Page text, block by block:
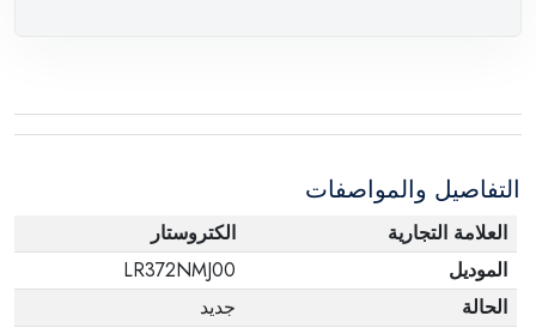
عبوته الأصلية. لاحظ أنه لا يمكن إرجاع المنتجات
وفي عبواتها الأصلية.
التفاصيل والمواصفات
العلامة التجارية
الكتروستار
الموديل
LR372NMJ00
الحالة
جديد